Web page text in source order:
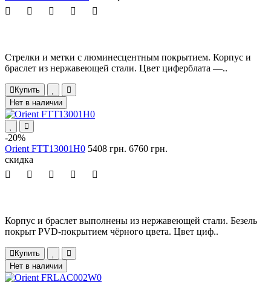
Стрелки и метки с люминесцентным покрытием. Корпус и
браслет из нержавеющей стали. Цвет циферблата —..
Купить
Нет в наличии
-20%
Orient FTT13001H0 5408 грн. 6760 грн.
скидка
Корпус и браслет выполнены из нержавеющей стали. Безель
покрыт PVD-покрытием чёрного цвета. Цвет циф..
Купить
Нет в наличии